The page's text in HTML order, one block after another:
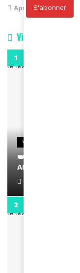
April 3, 2018
Vidéos
VIDEOS
👑
AMINA, le
S'abonner